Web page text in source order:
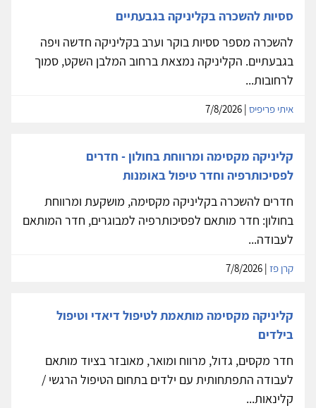
ססיות להשכרה בקליניקה בגבעתיים
להשכרה מספר ססיות בוקר וערב בקליניקה חדשה ויפה
בגבעתיים. הקליניקה נמצאת ברחוב המלבן השקט, סמוך
לרחובות...
איתי פריפיס
קליניקה מקסימה ומרווחת בחולון - חדרים
לפסיכותרפיה וחדר טיפול באומנות
חדרים להשכרה בקליניקה מקסימה, מושקעת ומרווחת
בחולון: חדר מותאם לפסיכותרפיה למבוגרים, חדר המותאם
לעבודה...
קרן פז
קליניקה מקסימה מותאמת לטיפול דיאדי וטיפול
בילדים
חדר מקסים, גדול, מרווח ומואר, מאובזר בציוד מותאם
לעבודה התפתחותית עם ילדים בתחום הטיפול הרגשי /
קלינאות...